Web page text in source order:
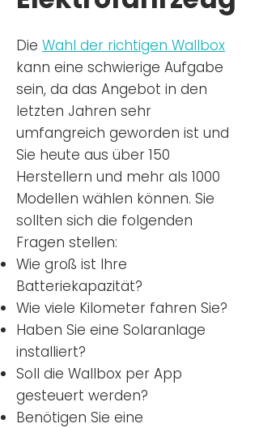
Die Wahl der richtigen Wallbox
kann eine schwierige Aufgabe
sein, da das Angebot in den
letzten Jahren sehr
umfangreich geworden ist und
Sie heute aus über 150
Herstellern und mehr als 1000
Modellen wählen können. Sie
sollten sich die folgenden
Fragen stellen:
Wie groß ist Ihre
Batteriekapazität?
Wie viele Kilometer fahren Sie?
Haben Sie eine Solaranlage
installiert?
Soll die Wallbox per App
gesteuert werden?
Benötigen Sie eine